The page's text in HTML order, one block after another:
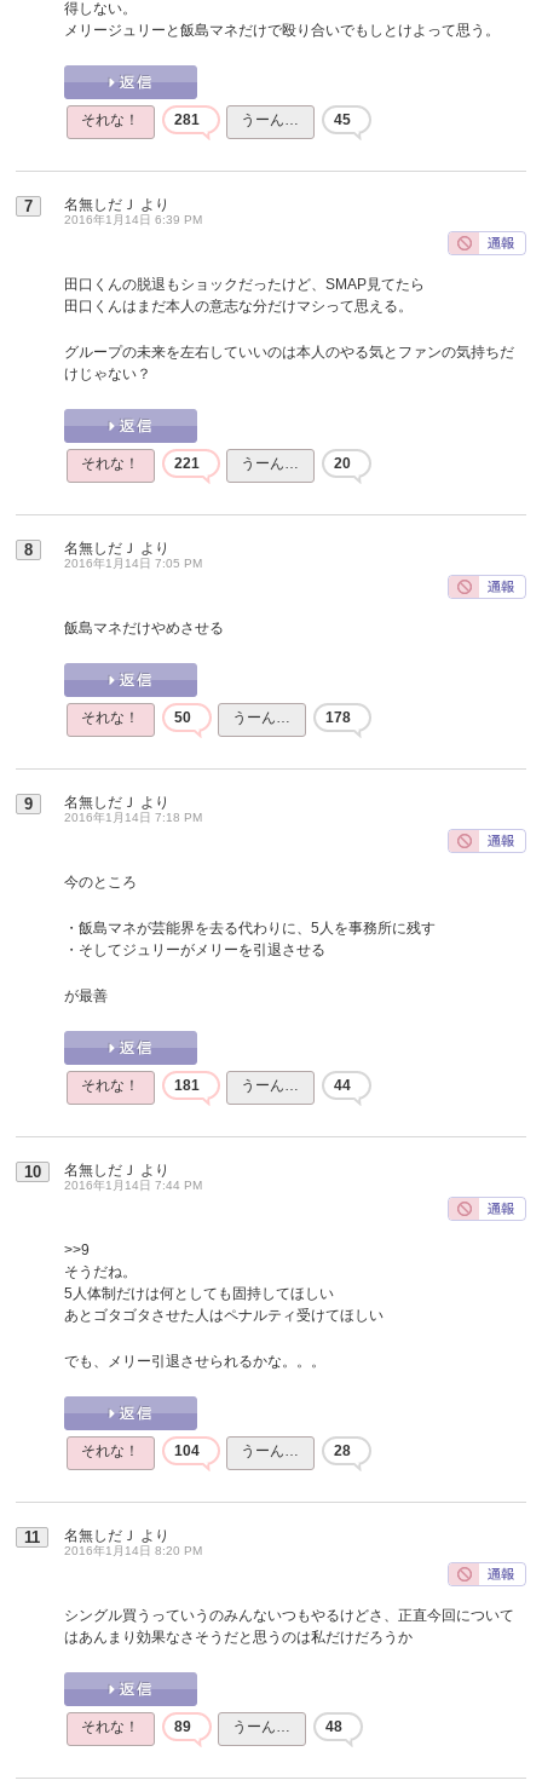
得しない。
メリージュリーと飯島マネだけで殴り合いでもしとけよって思う。
それな！ 281 うーん… 45
7 名無しだＪ より
2016年1月14日 6:39 PM
田口くんの脱退もショックだったけど、SMAP見てたら
田口くんはまだ本人の意志な分だけマシって思える。
グループの未来を左右していいのは本人のやる気とファンの気持ちだ
けじゃない？
それな！ 221 うーん… 20
8 名無しだＪ より
2016年1月14日 7:05 PM
飯島マネだけやめさせる
それな！ 50 うーん… 178
9 名無しだＪ より
2016年1月14日 7:18 PM
今のところ
・飯島マネが芸能界を去る代わりに、5人を事務所に残す
・そしてジュリーがメリーを引退させる
が最善
それな！ 181 うーん… 44
10 名無しだＪ より
2016年1月14日 7:44 PM
>>9
そうだね。
5人体制だけは何としても固持してほしい
あとゴタゴタさせた人はペナルティ受けてほしい
でも、メリー引退させられるかな。。。
それな！ 104 うーん… 28
11 名無しだＪ より
2016年1月14日 8:20 PM
シングル買うっていうのみんないつもやるけどさ、正直今回について
はあんまり効果なさそうだと思うのは私だけだろうか
それな！ 89 うーん… 48